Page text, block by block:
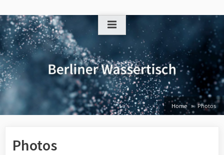
to
content
Home Photos
Photos